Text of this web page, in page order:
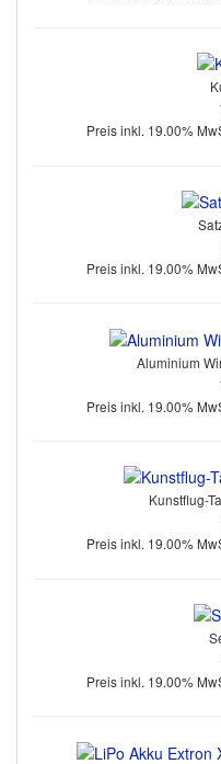
Preis inkl. 19.00%
Preis inkl. 19.00%
Aluminium
Preis inkl. 19.00%
Kunstflug-
Preis inkl. 19.00%
Preis inkl. 19.00%